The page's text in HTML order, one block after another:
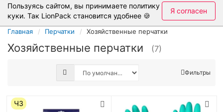
Пользуясь сайтом, вы принимаете политику
куки. Так LionPack становится удобнее 🍪
Я согласен
Главная Перчатки Хозяйственные перчатки
Хозяйственные перчатки (7)
Фильтры
ЧЗ